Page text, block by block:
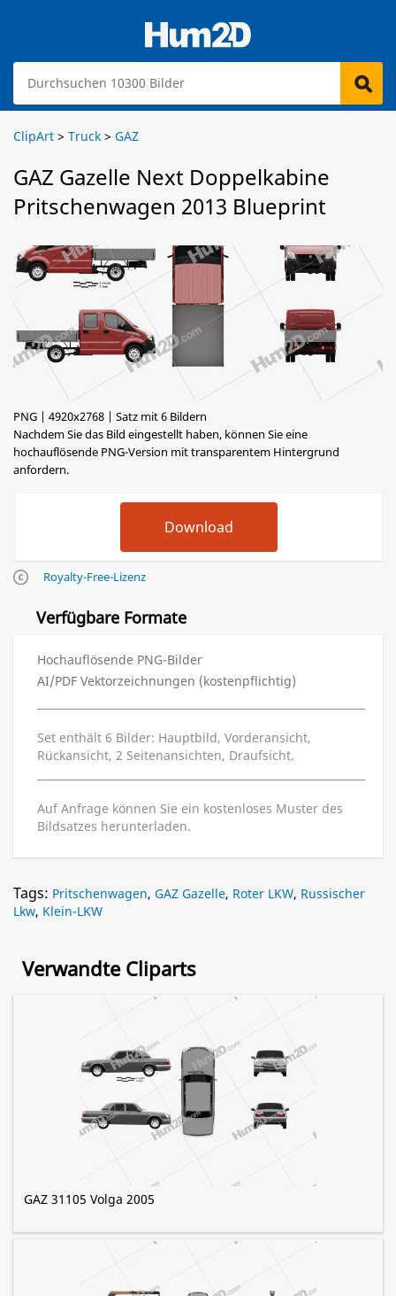
ClipArt > Truck > GAZ
GAZ Gazelle Next Doppelkabine
Pritschenwagen 2013 Blueprint
PNG | 4920x2768 | Satz mit 6 Bildern
Nachdem Sie das Bild eingestellt haben, können Sie eine
hochauflösende PNG-Version mit transparentem Hintergrund
anfordern.
Royalty-Free-Lizenz
Verfügbare Formate
Hochauflösende PNG-Bilder
AI/PDF Vektorzeichnungen (kostenpflichtig)
Set enthält 6 Bilder: Hauptbild, Vorderansicht,
Rückansicht, 2 Seitenansichten, Draufsicht.
Auf Anfrage können Sie ein kostenloses Muster des
Bildsatzes herunterladen.
Tags: Pritschenwagen, GAZ Gazelle, Roter LKW, Russischer
Lkw, Klein-LKW
Verwandte Cliparts
GAZ 31105 Volga 2005